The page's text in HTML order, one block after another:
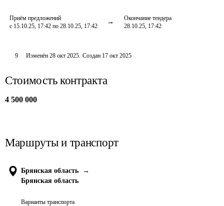
Приём предложений
с 15.10.25, 17:42 по 28.10.25, 17:42
Окончание тендера
28.10.25, 17:42
9 Изменён 28 окт 2025. Создан 17 окт 2025
Стоимость контракта
4 500 000
Маршруты и транспорт
Брянская область
→
Брянская область
Варианты транспорта